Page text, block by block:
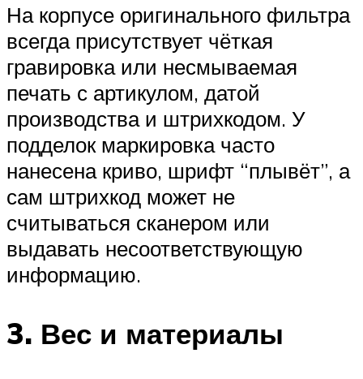
На корпусе оригинального фильтра
всегда присутствует чёткая
гравировка или несмываемая
печать с артикулом, датой
производства и штрихкодом. У
подделок маркировка часто
нанесена криво, шрифт “плывёт”, а
сам штрихкод может не
считываться сканером или
выдавать несоответствующую
информацию.
3. Вес и материалы